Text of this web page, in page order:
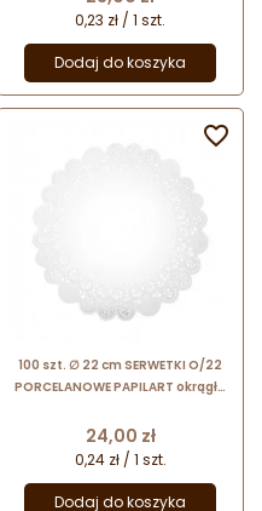
0,23 zł / 1 szt.
Dodaj do koszyka
100 szt. ∅ 22 cm SERWETKI O/22
PORCELANOWE PAPILART okrągłe
Cena
24,00 zł
0,24 zł / 1 szt.
Dodaj do koszyka
